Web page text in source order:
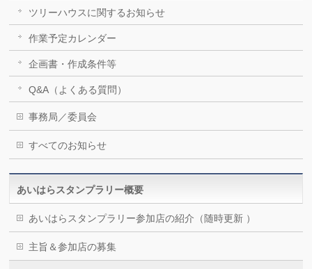
ツリーハウスに関するお知らせ
作業予定カレンダー
企画書・作成条件等
Q&A（よくある質問）
事務局／委員会
すべてのお知らせ
あいはらスタンプラリー概要
あいはらスタンプラリー参加店の紹介（随時更新 ）
主旨＆参加店の募集